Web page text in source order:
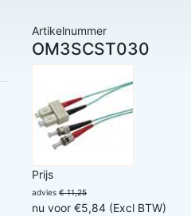
Artikelnummer
OM3SCST030
Prijs
advies € 11,25
nu voor €5,84 (Excl BTW)